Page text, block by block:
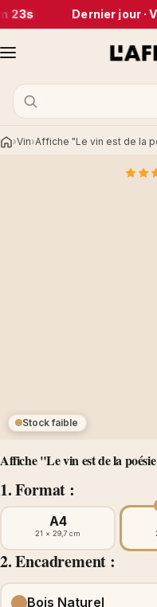
23s Dernier jour ·
Accueil
Vin Affiche "Le vin est de la
Affiche "Le vin est de la
1. Format :
Stock faible
A4
21 × 29,7 cm
2. Encadrement :
Bois Naturel